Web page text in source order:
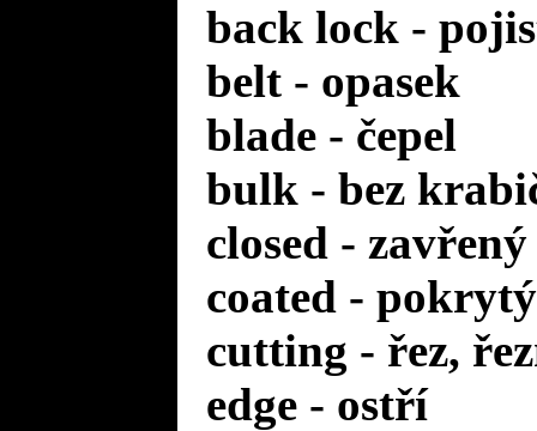
back lock -
belt - opasek
blade - čepel
bulk - bez
closed - zavřený
coated -
cutting - řez,
edge - ostří